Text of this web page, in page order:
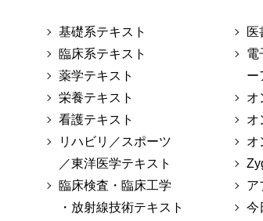
基礎系テキスト
臨床系テキスト
薬学テキスト
栄養テキスト
看護テキスト
リハビリ／スポーツ
／東洋医学テキスト
臨床検査・臨床工学
・放射線技術テキスト
医
電
ー
オ
オ
オ
ア
今